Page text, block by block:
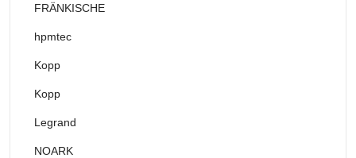
FRÄNKISCHE
hpmtec
Kopp
Kopp
Legrand
NOARK